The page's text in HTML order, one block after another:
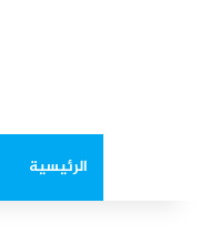
الرئيسية